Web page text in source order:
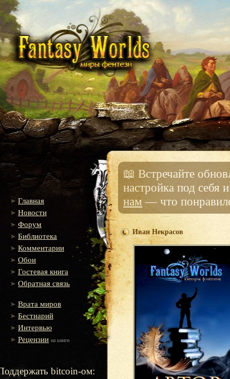
Главная
Новости
Форум
Библиотека
Комментарии
Обои
Гостевая книга
Обратная связь
Врата миров
Бестиарий
Интервью
Рецензии на книги
bitcoin-ом:
📖 Встречайте
настройка под себя
нам — что
Иван Некрасов